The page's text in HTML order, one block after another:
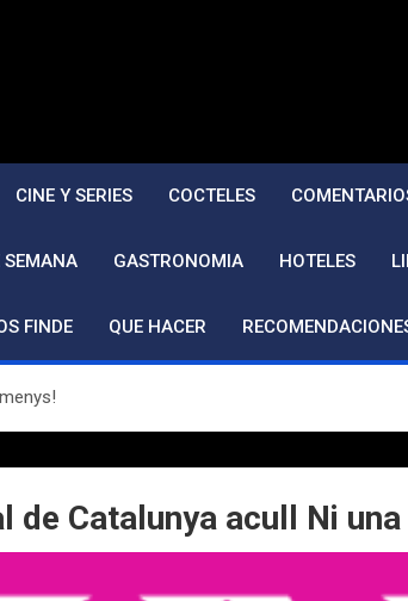
CINE Y SERIES COCTELES
SEMANA GASTRONOMIA HOTELES
FINDE QUE HACER
Catalunya acull Ni